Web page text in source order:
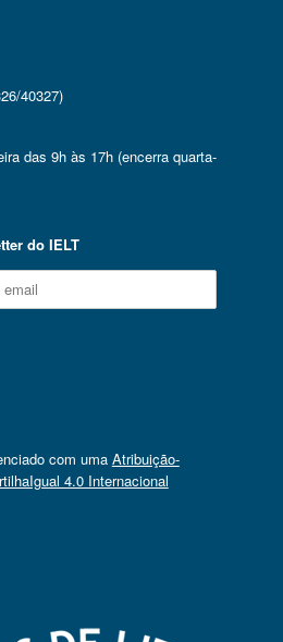
40327)
das 9h às 17h (encerra quarta-
do IELT
com uma Atribuição-
4.0 Internacional